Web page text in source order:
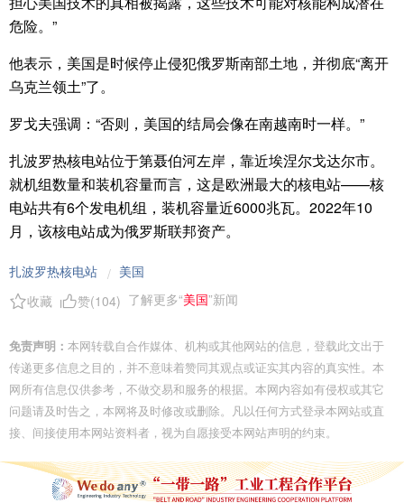
危险。”
他表示，美国是时候停止侵犯俄罗斯南部土地，并彻底“离开
乌克兰领土”了。
罗戈夫强调：“否则，美国的结局会像在南越南时一样。”
扎波罗热核电站位于第聂伯河左岸，靠近埃涅尔戈达尔市。
就机组数量和装机容量而言，这是欧洲最大的核电站——核
电站共有6个发电机组，装机容量近6000兆瓦。2022年10
月，该核电站成为俄罗斯联邦资产。
扎波罗热核电站 / 美国
收藏
赞(104) 了解更多“美国”新闻
免责声明： 本网转载自合作媒体、机构或其他网站的信息，登载此文出于
传递更多信息之目的，并不意味着赞同其观点或证实其内容的真实性。本
网所有信息仅供参考，不做交易和服务的根据。本网内容如有侵权或其它
问题请及时告之，本网将及时修改或删除。凡以任何方式登录本网站或直
接、间接使用本网站资料者，视为自愿接受本网站声明的约束。